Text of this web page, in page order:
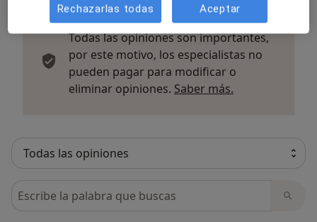
Todas las opiniones son importantes,
por este motivo, los especialistas no
pueden pagar para modificar o
eliminar opiniones. Saber más.
Busca en opiniones
Rechazarlas todas Aceptar